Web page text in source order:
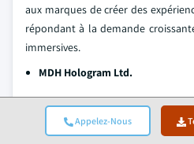
Appelez-Nous
aux marques de créer des
répondant à la demande
immersives.
MDH Hologram Ltd.
MDH Hologram propose
holographique sur mesure
publicité, aux événements et aux